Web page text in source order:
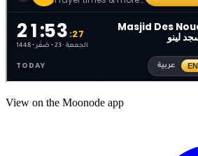
View on the Moonode app